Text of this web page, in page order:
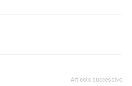
Articolo successivo